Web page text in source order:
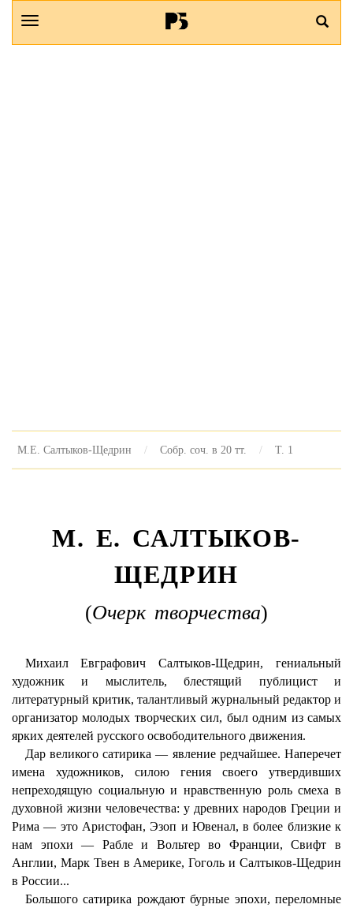
М.Е. Салтыков-Щедрин Собр. соч. в 20 тт. Т. 1
M. E. САЛТЫКОВ-
ЩЕДРИН
(Очерк творчества)
Михаил Евграфович Салтыков-Щедрин, гениальный
художник и мыслитель, блестящий публицист и
литературный критик, талантливый журнальный редактор и
организатор молодых творческих сил, был одним из самых
ярких деятелей русского освободительного движения.
Дар великого сатирика — явление редчайшее. Наперечет
имена художников, силою гения своего утвердивших
непреходящую социальную и нравственную роль смеха в
духовной жизни человечества: у древних народов Греции и
Рима — это Аристофан, Эзоп и Ювенал, в более близкие к
нам эпохи — Рабле и Вольтер во Франции, Свифт в
Англии, Марк Твен в Америке, Гоголь и Салтыков-Щедрин
в России...
Большого сатирика рождают бурные эпохи, переломные